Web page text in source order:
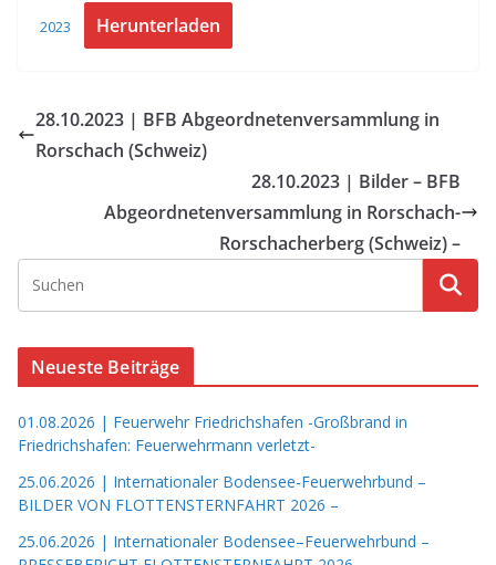
2023
Herunterladen
28.10.2023 | BFB Abgeordnetenversammlung in
Rorschach (Schweiz)
28.10.2023 | Bilder – BFB
Abgeordnetenversammlung in Rorschach-
Rorschacherberg (Schweiz) –
Neueste Beiträge
01.08.2026 | Feuerwehr Friedrichshafen -Großbrand in
Friedrichshafen: Feuerwehrmann verletzt-
25.06.2026 | Internationaler Bodensee-Feuerwehrbund –
BILDER VON FLOTTENSTERNFAHRT 2026 –
25.06.2026 | Internationaler Bodensee–Feuerwehrbund –